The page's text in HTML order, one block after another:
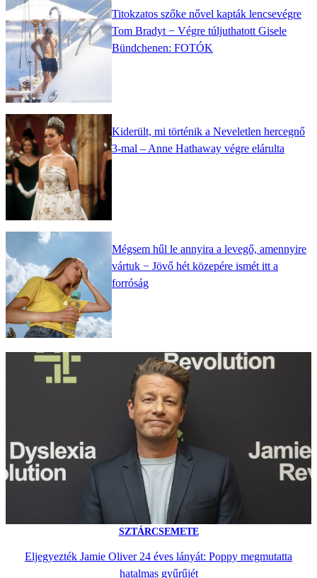
Titokzatos szőke nővel kapták lencsevégre
Tom Bradyt − Végre túljuthatott Gisele
Bündchenen: FOTÓK
Kiderült, mi történik a Neveletlen hercegnő
3-mal – Anne Hathaway végre elárulta
Mégsem hűl le annyira a levegő, amennyire
vártuk − Jövő hét közepére ismét itt a
forróság
SZTÁRCSEMETE
Eljegyezték Jamie Oliver 24 éves lányát: Poppy megmutatta
hatalmas gyűrűjét